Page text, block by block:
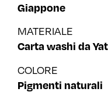
Giappone
MATERIALE
Carta washi da
COLORE
Pigmenti naturali